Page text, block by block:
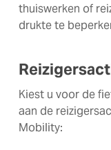
thuiswerken of
drukte te
Kiest u voor de
aan de
Mobility: